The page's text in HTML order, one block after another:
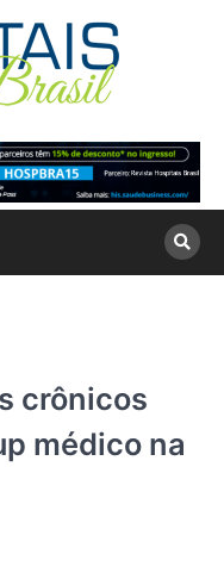
crônicos
médico na